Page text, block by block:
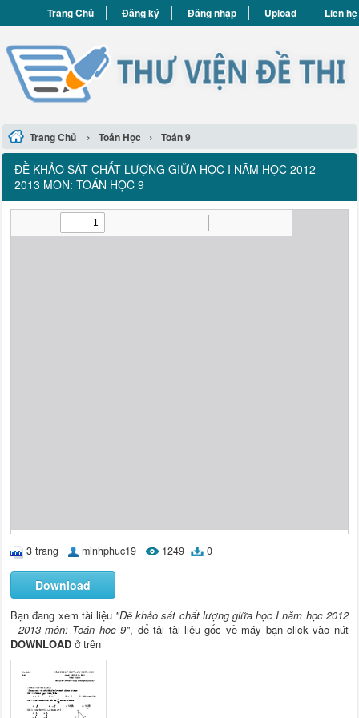
Trang Chủ Đăng ký Đăng nhập Upload Liên hệ
Trang Chủ › Toán Học › Toán 9
ĐỀ KHẢO SÁT CHẤT LƯỢNG GIỮA HỌC I NĂM HỌC 2012 -
2013 MÔN: TOÁN HỌC 9
3 trang minhphuc19 1249 0
Download
Bạn đang xem tài liệu "Đề khảo sát chất lượng giữa học I năm học 2012
- 2013 môn: Toán học 9", để tải tài liệu gốc về máy bạn click vào nút
DOWNLOAD ở trên